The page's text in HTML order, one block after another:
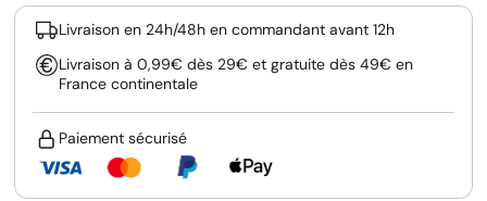
Livraison en 24h/48h en commandant avant 12h
Livraison à 0,99€ dès 29€ et gratuite dès 49€ en
France continentale
Paiement sécurisé